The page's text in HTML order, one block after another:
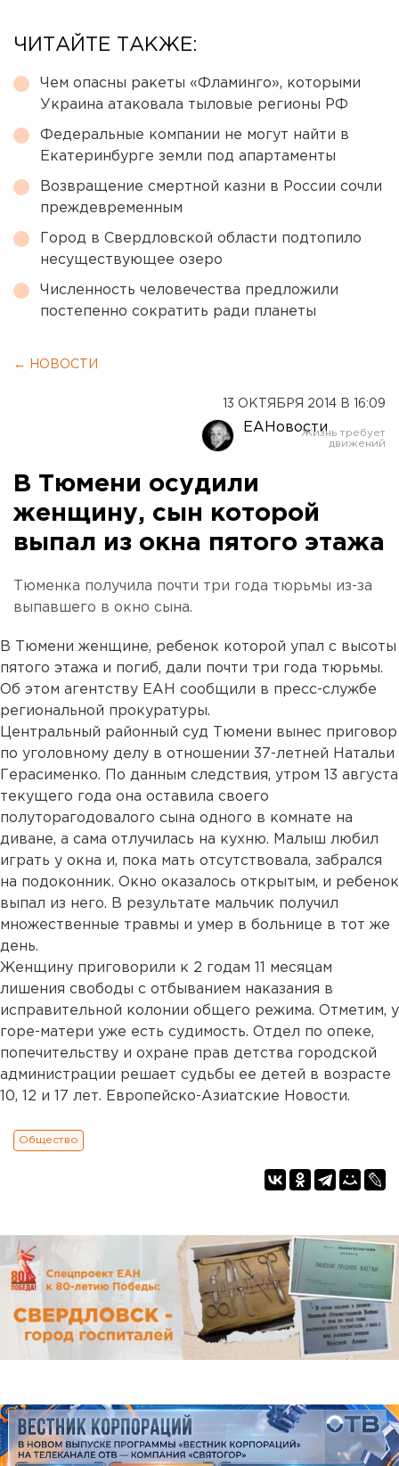
ЧИТАЙТЕ ТАКЖЕ:
Чем опасны ракеты «Фламинго», которыми
Украина атаковала тыловые регионы РФ
Федеральные компании не могут найти в
Екатеринбурге земли под апартаменты
Возвращение смертной казни в России сочли
преждевременным
Город в Свердловской области подтопило
несуществующее озеро
Численность человечества предложили
постепенно сократить ради планеты
← НОВОСТИ
13 ОКТЯБРЯ 2014 В 16:09
ЕАНовости
В Тюмени осудили
женщину, сын которой
выпал из окна пятого этажа
Тюменка получила почти три года тюрьмы из-за
выпавшего в окно сына.
В Тюмени женщине, ребенок которой упал с высоты
пятого этажа и погиб, дали почти три года тюрьмы.
Об этом агентству ЕАН сообщили в пресс-службе
региональной прокуратуры.
Центральный районный суд Тюмени вынес приговор
по уголовному делу в отношении 37-летней Натальи
Герасименко. По данным следствия, утром 13 августа
текущего года она оставила своего
полуторагодовалого сына одного в комнате на
диване, а сама отлучилась на кухню. Малыш любил
играть у окна и, пока мать отсутствовала, забрался
на подоконник. Окно оказалось открытым, и ребенок
выпал из него. В результате мальчик получил
множественные травмы и умер в больнице в тот же
день.
Женщину приговорили к 2 годам 11 месяцам
лишения свободы с отбыванием наказания в
исправительной колонии общего режима. Отметим, у
горе-матери уже есть судимость. Отдел по опеке,
попечительству и охране прав детства городской
администрации решает судьбы ее детей в возрасте
10, 12 и 17 лет. Европейско-Азиатские Новости.
Общество